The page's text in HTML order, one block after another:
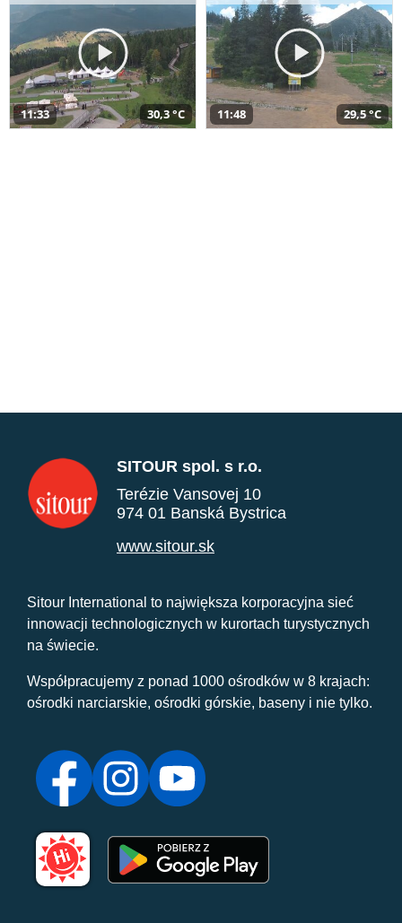
11:33 30,3 °C 11:48 29,5 °C
SITOUR spol. s r.o.
Terézie Vansovej 10
974 01 Banská Bystrica
www.sitour.sk
Sitour International to największa korporacyjna sieć
innowacji technologicznych w kurortach turystycznych
na świecie.
Współpracujemy z ponad 1000 ośrodków w 8 krajach:
ośrodki narciarskie, ośrodki górskie, baseny i nie tylko.